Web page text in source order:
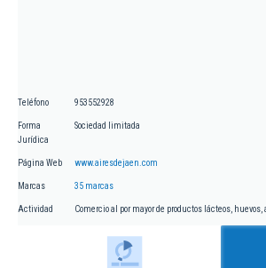
Teléfono 953552928
Forma
Jurídica
Sociedad limitada
Página Web www.airesdejaen.com
Marcas 35 marcas
Actividad Comercio al por mayor de productos lácteos,